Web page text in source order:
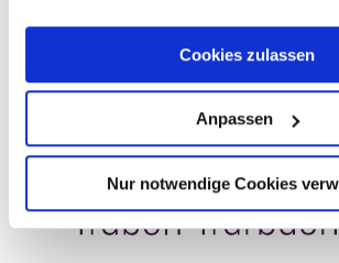
Cookies zulassen
Anpassen
Nur notwendige Cookies